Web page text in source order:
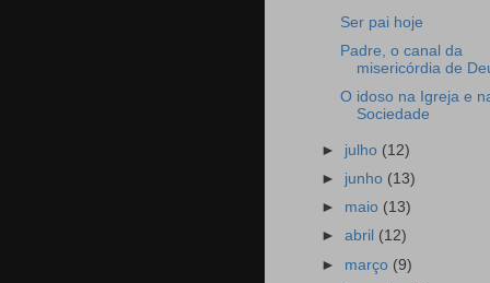
Ser pai hoje
Padre, o canal da
misericórdia de
O idoso na Igreja e
Sociedade
► julho (12)
► junho (13)
► maio (13)
►abril (12)
► março (9)